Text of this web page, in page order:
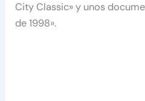
City Classic» y unos
de 1998».